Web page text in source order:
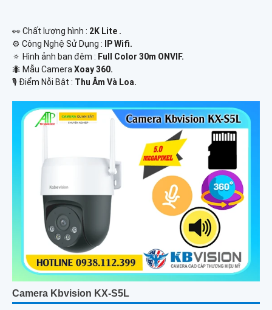
️👀 Chất lượng hình : 2K Lite .
⚙ Công Nghệ Sử Dụng :
IP Wifi.
🔅 Hình ảnh ban đêm : Full Color 30m ONVIF.
🐜 Mẫu Camera Xoay 360.
️🎙 Điểm Nỗi Bật : Thu Âm Và Loa.
Camera Kbvision KX-S5L